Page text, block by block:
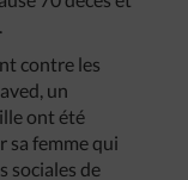
contre les
un
ont été
sa femme qui
sociales de